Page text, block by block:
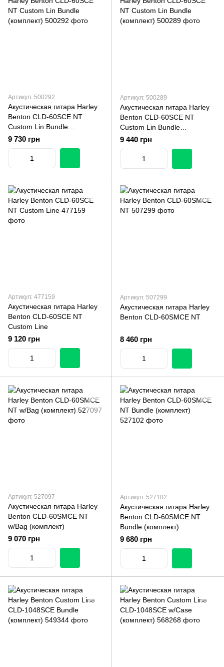
Артикул: 500292
Акустическая гитара Harley
Benton CLD-60SCE NT
Custom Lin Bundle
(комплект)
9 730 грн
Артикул: 500289
Акустическая гитара Harley
Benton CLD-60SCE NT
Custom Lin Bundle
(комплект)
9 440 грн
Артикул: 477159
Акустическая гитара Harley
Benton CLD-60SCE NT
Custom Line
9 120 грн
Артикул: 507299
Акустическая гитара Harley
Benton CLD-60SMCE NT
8 460 грн
Артикул: 527097
Акустическая гитара Harley
Benton CLD-60SMCE NT
w/Bag (комплект)
9 070 грн
Артикул: 527102
Акустическая гитара Harley
Benton CLD-60SMCE NT
Bundle (комплект)
9 680 грн